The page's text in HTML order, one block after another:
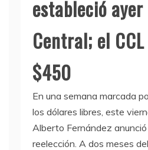
estableció
Central; el
$450
En una semana marcada
los dólares libres, este
Alberto Fernández
reelección. A dos meses